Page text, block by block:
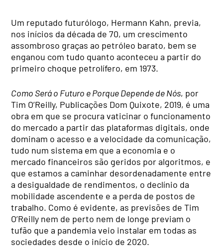
Um reputado futurólogo, Hermann Kahn, previa,
nos inícios da década de 70, um crescimento
assombroso graças ao petróleo barato, bem se
enganou com tudo quanto aconteceu a partir do
primeiro choque petrolífero, em 1973.
Como Será o Futuro e Porque Depende de Nós, por
Tim O’Reilly, Publicações Dom Quixote, 2019, é uma
obra em que se procura vaticinar o funcionamento
do mercado a partir das plataformas digitais, onde
dominam o acesso e a velocidade da comunicação,
tudo num sistema em que a economia e o
mercado financeiros são geridos por algoritmos, e
que estamos a caminhar desordenadamente entre
a desigualdade de rendimentos, o declínio da
mobilidade ascendente e a perda de postos de
trabalho. Como é evidente, as previsões de Tim
O’Reilly nem de perto nem de longe previam o
tufão que a pandemia veio instalar em todas as
sociedades desde o início de 2020.